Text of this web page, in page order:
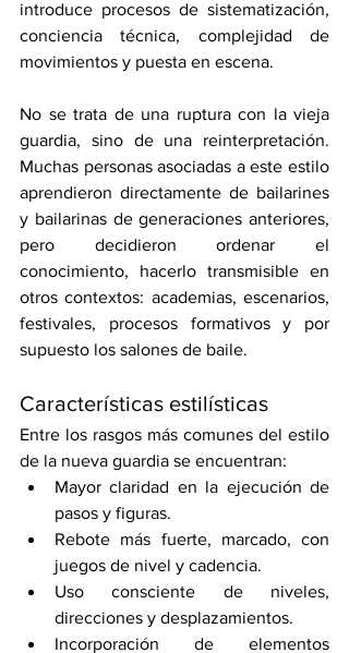
introduce procesos de sistematización,
conciencia técnica, complejidad de
movimientos y puesta en escena.
No se trata de una ruptura con la vieja
guardia, sino de una reinterpretación.
Muchas personas asociadas a este estilo
aprendieron directamente de bailarines
y bailarinas de generaciones anteriores,
pero decidieron ordenar el
conocimiento, hacerlo transmisible en
otros contextos: academias, escenarios,
festivales, procesos formativos y por
supuesto los salones de baile.
Características estilísticas
Entre los rasgos más comunes del estilo
de la nueva guardia se encuentran:
Mayor claridad en la ejecución de
pasos y figuras.
Rebote más fuerte, marcado, con
juegos de nivel y cadencia.
Uso consciente de niveles,
direcciones y desplazamientos.
Incorporación de elementos